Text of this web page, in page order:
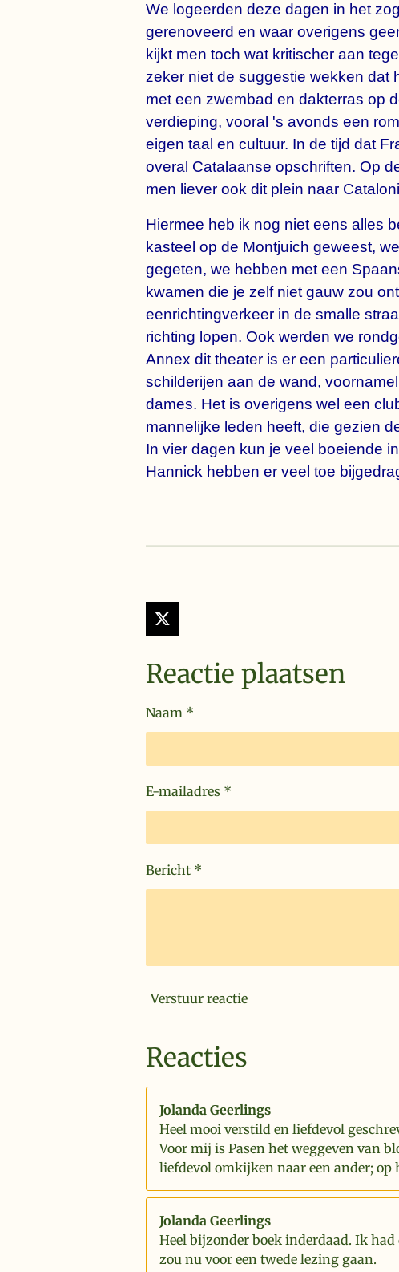
We logeerden deze dagen in het
gerenoveerd en waar overigens
kijkt men toch wat kritischer aan
zeker niet de suggestie wekken dat
met een zwembad en dakterras op
verdieping, vooral 's avonds een
eigen taal en cultuur. In de tijd dat
overal Catalaanse opschriften. Op
men liever ook dit plein naar
Hiermee heb ik nog niet eens alles
kasteel op de Montjuich geweest,
gegeten, we hebben met een
kwamen die je zelf niet gauw zou
eenrichtingverkeer in de smalle
richting lopen. Ook werden we
Annex dit theater is er een
schilderijen aan de wand,
dames. Het is overigens wel een
mannelijke leden heeft, die gezien
In vier dagen kun je veel boeiende
Hannick hebben er veel toe
X
Reactie plaatsen
Naam *
E-mailadres *
Bericht *
Verstuur reactie
Reacties
Jolanda Geerlings
Heel mooi verstild en liefdevol
Voor mij is Pasen het weggeven van
liefdevol omkijken naar een ander; op
Jolanda Geerlings
Heel bijzonder boek inderdaad. Ik
zou nu voor een twede lezing gaan.